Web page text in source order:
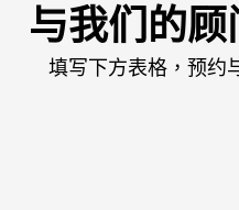
与我们的顾
填写下方表格，预约